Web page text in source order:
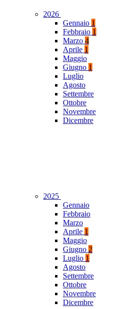
2026
Gennaio 1
Febbraio 1
Marzo 4
Aprile 1
Maggio
Giugno 1
Luglio
Agosto
Settembre
Ottobre
Novembre
Dicembre
2025
Gennaio
Febbraio
Marzo
Aprile 1
Maggio
Giugno 2
Luglio 1
Agosto
Settembre
Ottobre
Novembre
Dicembre